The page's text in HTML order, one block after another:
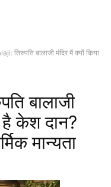
तिरुपति बालाजी मंदिर में क्यों किया
बालाजी
है केश दान?
मान्यता